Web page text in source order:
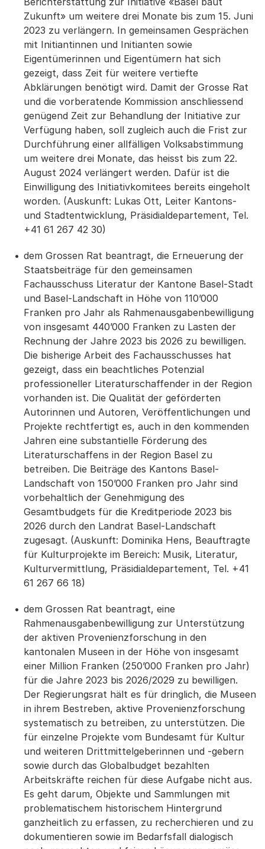
Zukunft» um weitere drei Monate bis zum 15. Juni
2023 zu verlängern. In gemeinsamen Gesprächen
mit Initiantinnen und Initianten sowie
Eigentümerinnen und Eigentümern hat sich
gezeigt, dass Zeit für weitere vertiefte
Abklärungen benötigt wird. Damit der Grosse Rat
und die vorberatende Kommission anschliessend
genügend Zeit zur Behandlung der Initiative zur
Verfügung haben, soll zugleich auch die Frist zur
Durchführung einer allfälligen Volksabstimmung
um weitere drei Monate, das heisst bis zum 22.
August 2024 verlängert werden. Dafür ist die
Einwilligung des Initiativkomitees bereits eingeholt
worden. (Auskunft: Lukas Ott, Leiter Kantons-
und Stadtentwicklung, Präsidialdepartement, Tel.
+41 61 267 42 30)
dem Grossen Rat beantragt, die Erneuerung der
Staatsbeiträge für den gemeinsamen
Fachausschuss Literatur der Kantone Basel-Stadt
und Basel-Landschaft in Höhe von 110’000
Franken pro Jahr als Rahmenausgabenbewilligung
von insgesamt 440’000 Franken zu Lasten der
Rechnung der Jahre 2023 bis 2026 zu bewilligen.
Die bisherige Arbeit des Fachausschusses hat
gezeigt, dass ein beachtliches Potenzial
professioneller Literaturschaffender in der Region
vorhanden ist. Die Qualität der geförderten
Autorinnen und Autoren, Veröffentlichungen und
Projekte rechtfertigt es, auch in den kommenden
Jahren eine substantielle Förderung des
Literaturschaffens in der Region Basel zu
betreiben. Die Beiträge des Kantons Basel-
Landschaft von 150’000 Franken pro Jahr sind
vorbehaltlich der Genehmigung des
Gesamtbudgets für die Kreditperiode 2023 bis
2026 durch den Landrat Basel-Landschaft
zugesagt. (Auskunft: Dominika Hens, Beauftragte
für Kulturprojekte im Bereich: Musik, Literatur,
Kulturvermittlung, Präsidialdepartement, Tel. +41
61 267 66 18)
dem Grossen Rat beantragt, eine
Rahmenausgabenbewilligung zur Unterstützung
der aktiven Provenienzforschung in den
kantonalen Museen in der Höhe von insgesamt
einer Million Franken (250’000 Franken pro Jahr)
für die Jahre 2023 bis 2026/2029 zu bewilligen.
Der Regierungsrat hält es für dringlich, die Museen
in ihrem Bestreben, aktive Provenienzforschung
systematisch zu betreiben, zu unterstützen. Die
für einzelne Projekte vom Bundesamt für Kultur
und weiteren Drittmittelgeberinnen und -gebern
sowie durch das Globalbudget bezahlten
Arbeitskräfte reichen für diese Aufgabe nicht aus.
Es geht darum, Objekte und Sammlungen mit
problematischem historischem Hintergrund
ganzheitlich zu erfassen, zu recherchieren und zu
dokumentieren sowie im Bedarfsfall dialogisch